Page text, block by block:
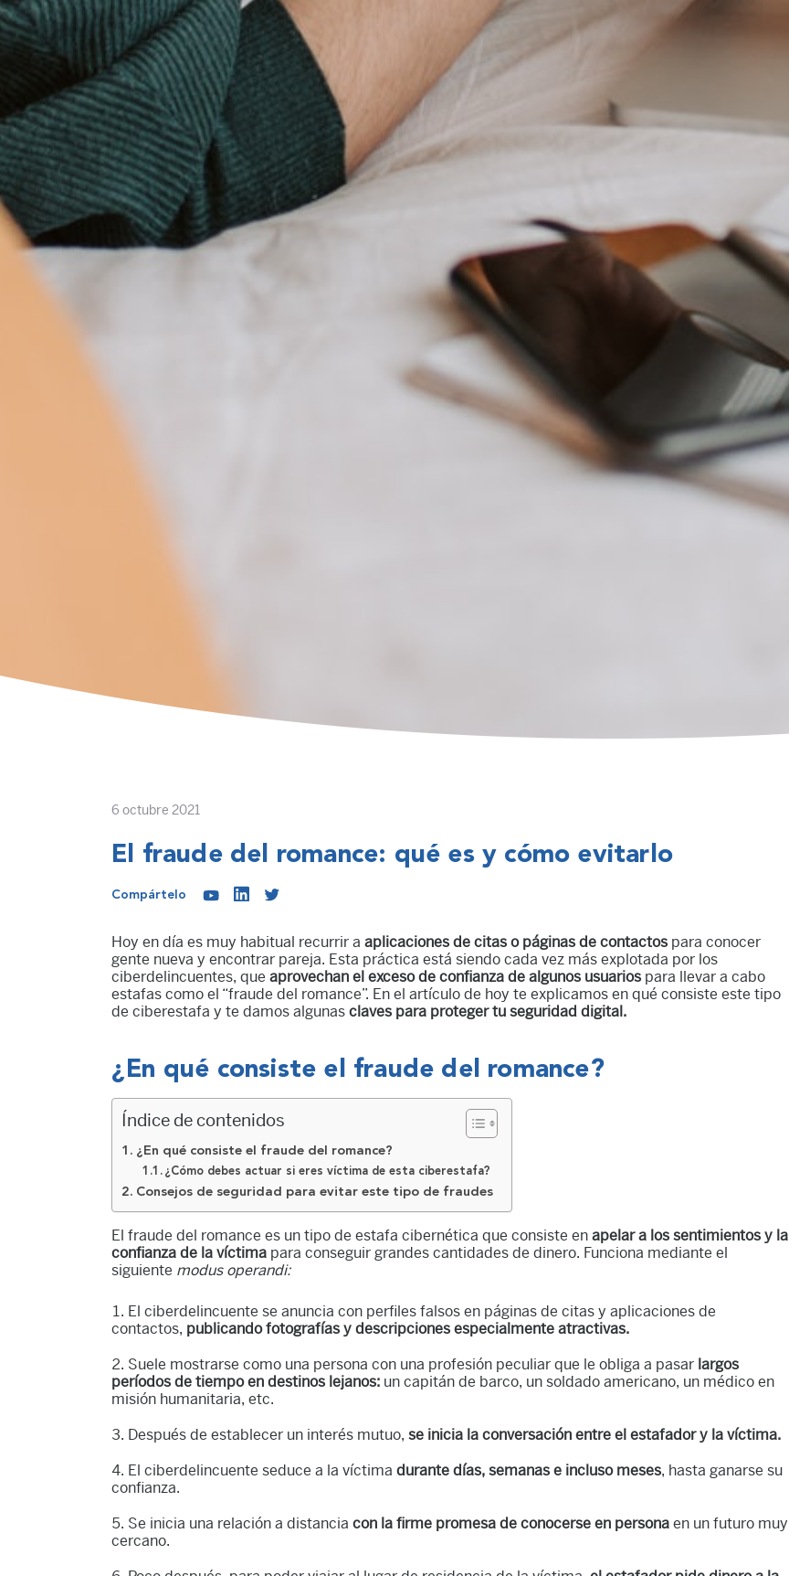
6 octubre 2021
El fraude del romance: qué es y cómo evitarlo
Compártelo
Hoy en día es muy habitual recurrir a aplicaciones de citas o páginas de contactos para conocer
gente nueva y encontrar pareja. Esta práctica está siendo cada vez más explotada por los
ciberdelincuentes, que aprovechan el exceso de confianza de algunos usuarios para llevar a cabo
estafas como el “fraude del romance”. En el artículo de hoy te explicamos en qué consiste este tipo
de ciberestafa y te damos algunas claves para proteger tu seguridad digital.
¿En qué consiste el fraude del romance?
Índice de contenidos
¿En qué consiste el fraude del romance?
¿Cómo debes actuar si eres víctima de esta ciberestafa?
Consejos de seguridad para evitar este tipo de fraudes
El fraude del romance es un tipo de estafa cibernética que consiste en apelar a los sentimientos y la
confianza de la víctima para conseguir grandes cantidades de dinero. Funciona mediante el
siguiente modus operandi:
El ciberdelincuente se anuncia con perfiles falsos en páginas de citas y aplicaciones de
contactos, publicando fotografías y descripciones especialmente atractivas.
Suele mostrarse como una persona con una profesión peculiar que le obliga a pasar largos
períodos de tiempo en destinos lejanos: un capitán de barco, un soldado americano, un médico en
misión humanitaria, etc.
Después de establecer un interés mutuo, se inicia la conversación entre el estafador y la víctima.
El ciberdelincuente seduce a la víctima durante días, semanas e incluso meses, hasta ganarse su
confianza.
Se inicia una relación a distancia con la firme promesa de conocerse en persona en un futuro muy
cercano.